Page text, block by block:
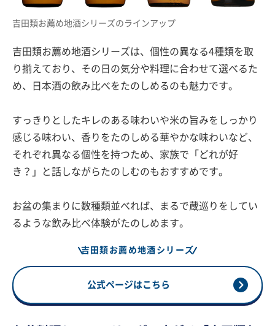
吉田類お薦め地酒シリーズのラインアップ
吉田類お薦め地酒シリーズは、個性の異なる4種類を取
り揃えており、その日の気分や料理に合わせて選べるた
め、日本酒の飲み比べをたのしめるのも魅力です。
すっきりとしたキレのある味わいや米の旨みをしっかり
感じる味わい、香りをたのしめる華やかな味わいなど、
それぞれ異なる個性を持つため、家族で「どれが好
き？」と話しながらたのしむのもおすすめです。
お盆の集まりに数種類並べれば、まるで蔵巡りをしてい
るような飲み比べ体験がたのしめます。
吉田類お薦め地酒シリーズ
公式ページはこちら